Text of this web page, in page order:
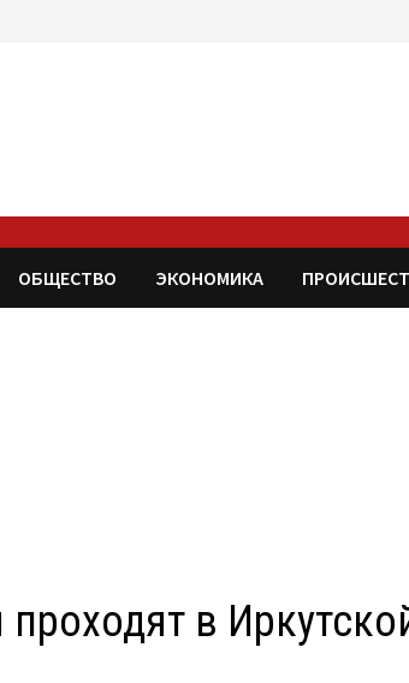
ОБЩЕСТВО ЭКОНОМИКА
в